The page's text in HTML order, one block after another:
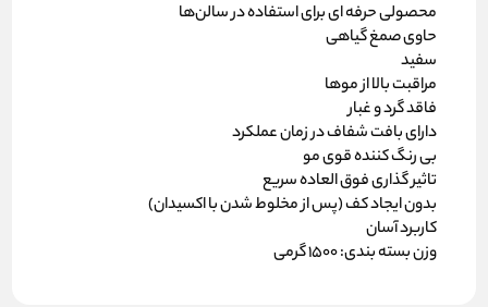
محصولی حرفه ای برای استفاده در سالن‌‌‌ها
حاوی صمغ گیاهی
سفید
مراقبت بالا از موها
فاقد گرد و غبار
دارای بافت شفاف در زمان عملکرد
بی رنگ کننده قوی مو
تاثیر گذاری فوق العاده سریع
بدون ایجاد کف (پس از مخلوط شدن با اکسیدان)
کاربرد آسان
وزن بسته بندی: 1500 گرمی